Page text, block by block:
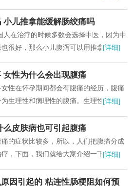
的就是家长了...
小儿推拿能缓解肠绞痛吗
人在治疗的时候多数会选择中医，因为中
很好，那么小儿腹泻可以用推拿来治疗
[详细]
女性为什么会出现腹痛
性在怀孕期间都会有腹痛的经历，腹痛
生理性和病理性的腹痛。生理性的腹痛
[详细]
么皮肤病也可引起腹痛
的症状比较多，所以，人们把腹痛分成
，下面，我们就给大家介绍一下腹痛的
[详细]
因引起的 粘连性肠梗阻如何预